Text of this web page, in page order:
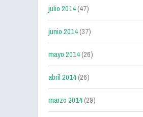
julio 2014(47)
junio 2014(37)
mayo 2014(26)
abril 2014(26)
marzo 2014(29)